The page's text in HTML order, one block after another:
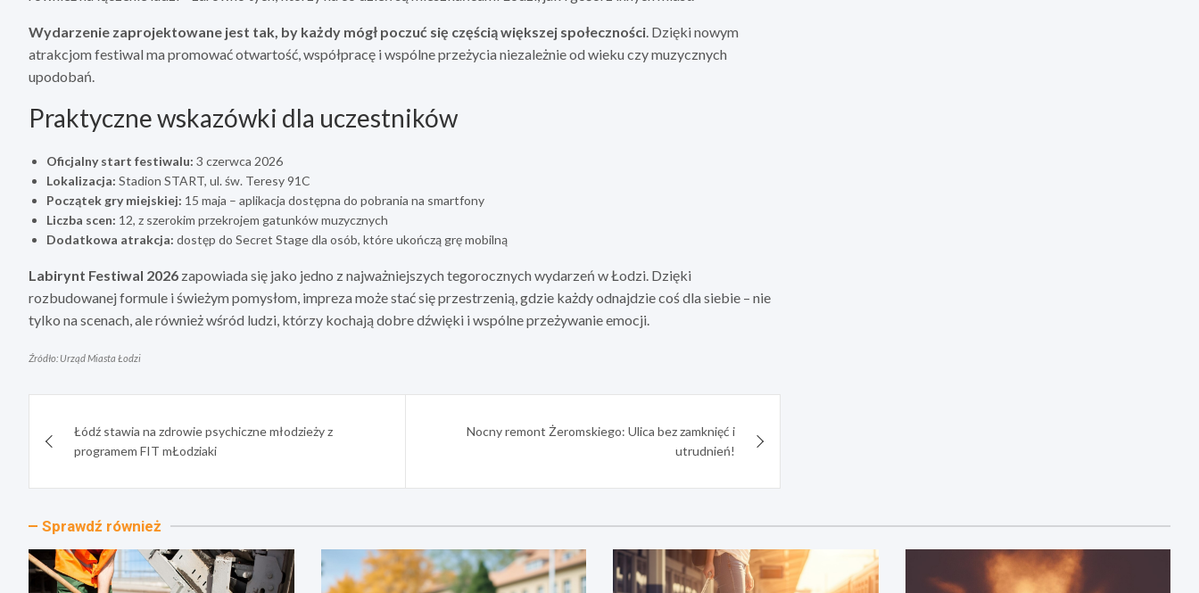
Wydarzenie zaprojektowane jest tak, by każdy mógł poczuć się częścią większej społeczności. Dzięki nowym
atrakcjom festiwal ma promować otwartość, współpracę i wspólne przeżycia niezależnie od wieku czy muzycznych
upodobań.
Praktyczne wskazówki dla uczestników
Oficjalny start festiwalu: 3 czerwca 2026
Lokalizacja: Stadion START, ul. św. Teresy 91C
Początek gry miejskiej: 15 maja – aplikacja dostępna do pobrania na smartfony
Liczba scen: 12, z szerokim przekrojem gatunków muzycznych
Dodatkowa atrakcja: dostęp do Secret Stage dla osób, które ukończą grę mobilną
Labirynt Festiwal 2026 zapowiada się jako jedno z najważniejszych tegorocznych wydarzeń w Łodzi. Dzięki
rozbudowanej formule i świeżym pomysłom, impreza może stać się przestrzenią, gdzie każdy odnajdzie coś dla siebie – nie
tylko na scenach, ale również wśród ludzi, którzy kochają dobre dźwięki i wspólne przeżywanie emocji.
Źródło: Urząd Miasta Łodzi
wpisuŁódź stawia na zdrowie psychiczne młodzieży z
programem FIT mŁodziaki
Nocny remont Żeromskiego: Ulica bez zamknięć i
utrudnień!
Sprawdź również